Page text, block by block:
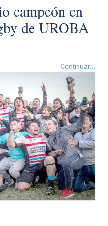
campeón en
de UROBA
Continuar...